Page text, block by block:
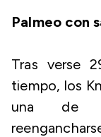
Palmeo con
Tras verse
tiempo, los
una de